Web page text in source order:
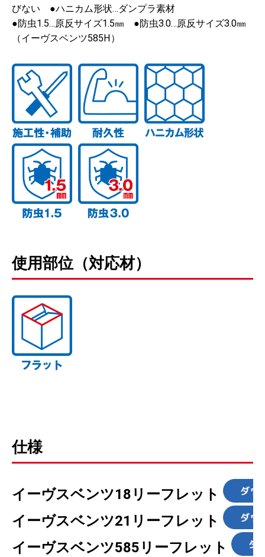
びない ●ハニカム形状…ダンプラ素材
●防虫1.5…原反サイズ1.5㎜ ●防虫3.0…原反サイズ3.0㎜
（イーヴスベンツ585H）
使用部位（対応材）
仕様
イーヴスベンツ18リーフレット
イーヴスベンツ21リーフレット
イーヴスベンツ585リーフレット